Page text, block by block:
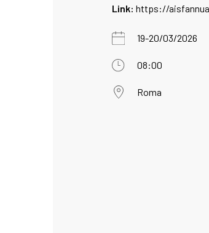
Link: https://
19-20/03/2026
08:00
Roma